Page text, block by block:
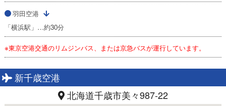
羽田空港
「横浜駅」…約30分
※東京空港交通のリムジンバス、または京急バスが運行しています。
新千歳空港
北海道千歳市美々987-22